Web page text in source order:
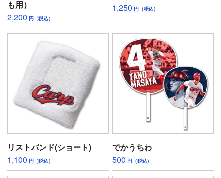
も用）
2,200 円（税込）
1,250 円（税込）
リストバンド(ショート)
1,100 円（税込）
でかうちわ
500 円（税込）